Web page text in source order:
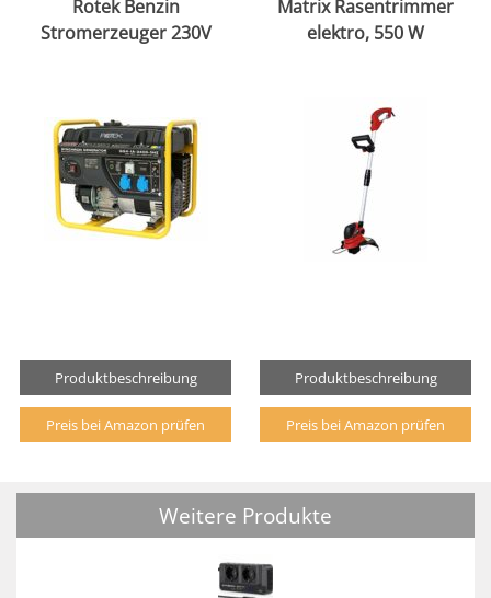
Rotek Benzin
Stromerzeuger 230V
Produktbeschreibung
Preis bei Amazon prüfen
Matrix Rasentrimmer
elektro, 550 W
Produktbeschreibung
Preis bei Amazon prüfen
Weitere Produkte